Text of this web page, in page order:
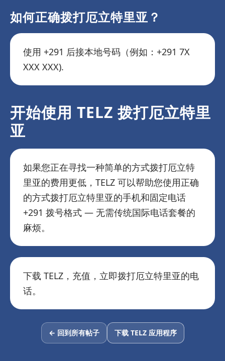
如何正确拨打厄立特里亚？
使用 +291 后接本地号码（例如：+291 7X
XXX XXX).
开始使用 TELZ 拨打厄立特里
亚
如果您正在寻找一种简单的方式拨打厄立特
里亚的费用更低，TELZ 可以帮助您使用正确
的方式拨打厄立特里亚的手机和固定电话
+291 拨号格式 — 无需传统国际电话套餐的
麻烦。
下载 TELZ，充值，立即拨打厄立特里亚的电
话。
← 回到所有帖子 下载 TELZ 应用程序